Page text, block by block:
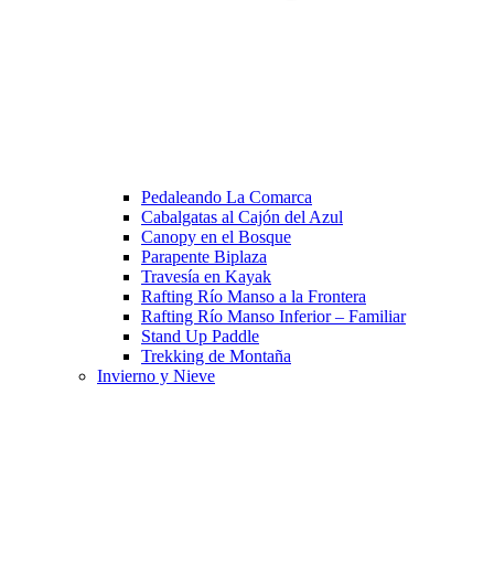
Pedaleando La Comarca
Cabalgatas al Cajón del Azul
Canopy en el Bosque
Parapente Biplaza
Travesía en Kayak
Rafting Río Manso a la Frontera
Rafting Río Manso Inferior – Familiar
Stand Up Paddle
Trekking de Montaña
Invierno y Nieve